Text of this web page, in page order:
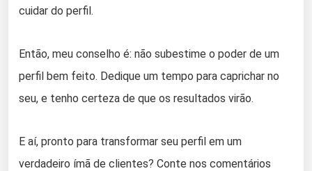
cuidar do perfil.
Então, meu conselho é: não subestime o poder de um
perfil bem feito. Dedique um tempo para caprichar no
seu, e tenho certeza de que os resultados virão.
E aí, pronto para transformar seu perfil em um
verdadeiro ímã de clientes? Conte nos comentários